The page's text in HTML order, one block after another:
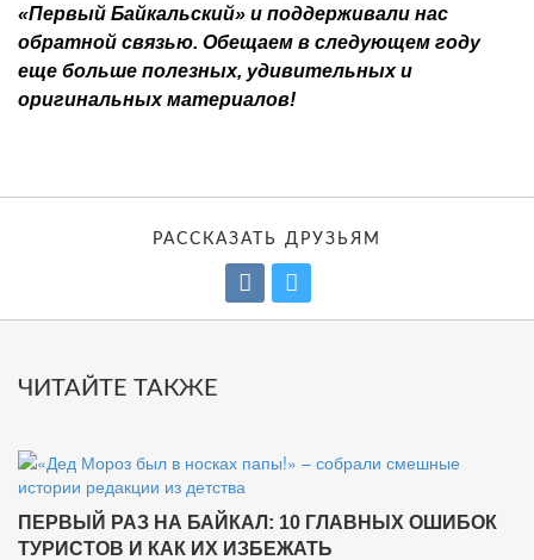
«Первый Байкальский» и поддерживали нас
обратной связью. Обещаем в следующем году
еще больше полезных, удивительных и
оригинальных материалов!
РАССКАЗАТЬ ДРУЗЬЯМ
ЧИТАЙТЕ ТАКЖЕ
ПЕРВЫЙ РАЗ НА БАЙКАЛ: 10 ГЛАВНЫХ ОШИБОК
ТУРИСТОВ И КАК ИХ ИЗБЕЖАТЬ